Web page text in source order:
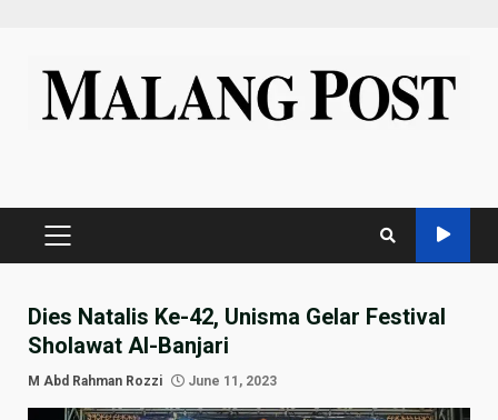
content
PRIMARY
Dies Natalis Ke-42, Unisma Gelar Festival
Sholawat Al-Banjari
M Abd Rahman Rozzi June 11, 2023